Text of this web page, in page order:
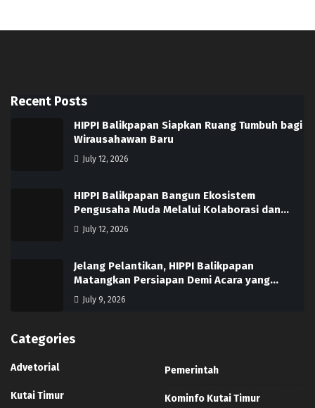
Recent Posts
HIPPI Balikpapan Siapkan Ruang Tumbuh bagi
Wirausahawan Baru
July 12, 2026
HIPPI Balikpapan Bangun Ekosistem
Pengusaha Muda Melalui Kolaborasi dan…
July 12, 2026
Jelang Pelantikan, HIPPI Balikpapan
Matangkan Persiapan Demi Acara yang…
July 9, 2026
Categories
Advetorial
Kutai Timur
Pemerintah
Kominfo Kutai Timur